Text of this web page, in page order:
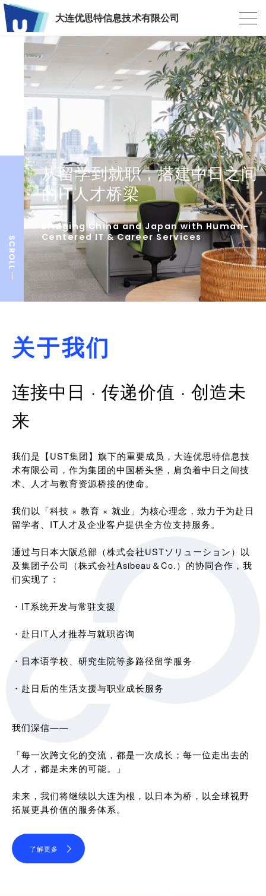
大连优思特信息技术有限公司
从留学到就职，搭建中日之间
的IT人才桥梁
Bridging China and Japan with Human-
Centered IT & Career Services
关于我们
连接中日 · 传递价值 · 创造未
来
我们是【UST集团】旗下的重要成员，大连优思特信息技
术有限公司，作为集团的中国桥头堡，肩负着中日之间技
术、人才与教育资源桥接的使命。
我们以「科技 × 教育 × 就业」为核心理念，致力于为赴日
留学者、IT人才及企业客户提供全方位支持服务。
通过与日本大阪总部（株式会社USTソリューション）以
及集团子公司（株式会社Asibeau＆Co.）的协同合作，我
们实现了：
・IT系统开发与常驻支援
・赴日IT人才推荐与就职咨询
・日本语学校、研究生院等多路径留学服务
・赴日后的生活支援与职业成长服务
我们深信——
「每一次跨文化的交流，都是一次成长；每一位走出去的
人才，都是未来的可能。」
未来，我们将继续以大连为根，以日本为桥，以全球视野
拓展更具价值的服务体系。
了解更多